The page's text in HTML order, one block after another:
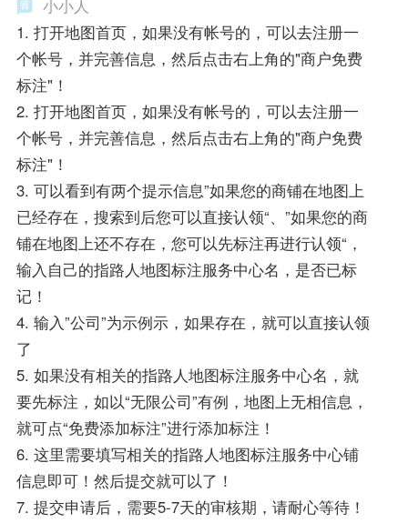
小小人
1. 打开地图首页，如果没有帐号的，可以去注册一
个帐号，并完善信息，然后点击右上角的"商户免费
标注"！
2. 打开地图首页，如果没有帐号的，可以去注册一
个帐号，并完善信息，然后点击右上角的"商户免费
标注"！
3. 可以看到有两个提示信息”如果您的商铺在地图上
已经存在，搜索到后您可以直接认领“、”如果您的商
铺在地图上还不存在，您可以先标注再进行认领“，
输入自己的指路人地图标注服务中心名，是否已标
记！
4. 输入”公司”为示例示，如果存在，就可以直接认领
了
5. 如果没有相关的指路人地图标注服务中心名，就
要先标注，如以“无限公司”有例，地图上无相信息，
就可点“免费添加标注”进行添加标注！
6. 这里需要填写相关的指路人地图标注服务中心铺
信息即可！然后提交就可以了！
7. 提交申请后，需要5-7天的审核期，请耐心等待！